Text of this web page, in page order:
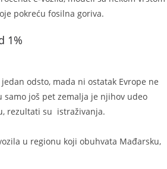
pokreću fosilna goriva.
1%
odsto, mada ni ostatak Evrope ne
samo još pet zemalja je njihov udeo
rezultati su istraživanja.
u regionu koji obuhvata Mađarsku,